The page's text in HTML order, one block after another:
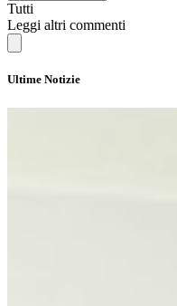
Tutti
Leggi altri commenti
Ultime Notizie